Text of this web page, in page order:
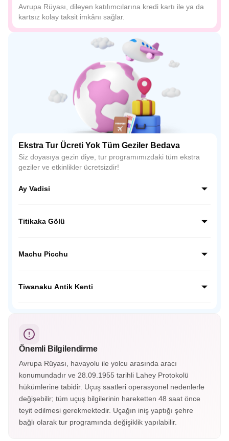
Avrupa Rüyası, dileyen katılımcılarına kredi kartı ile ya da
kartsız kolay taksit imkânı sağlar.
Ekstra Tur Ücreti Yok Tüm Geziler Bedava
Siz doyasıya gezin diye, tur programımızdaki tüm ekstra
geziler ve etkinlikler ücretsizdir!
Ay Vadisi
jeolojik oluşumlarıyla ünlü bir doğal alandır. Rüzgârın
Titikaka Gölü
en yüksek navigasyona açık gölüdür. Efsanelere konu
Machu Picchu
İnka kentidir. UNESCO Dünya Mirası listesindedir. Bulutlar
Tiwanaku Antik Kenti
medeniyet merkezidir. Güneş Kapısı, Akapana Piramidi ve
taş oymalarıyla dikkat çeker.
Önemli Bilgilendirme
Avrupa Rüyası, havayolu ile yolcu arasında aracı
konumundadır ve 28.09.1955 tarihli Lahey Protokolü
hükümlerine tabidir. Uçuş saatleri operasyonel nedenlerle
değişebilir; tüm uçuş bilgilerinin hareketten 48 saat önce
teyit edilmesi gerekmektedir. Uçağın iniş yaptığı şehre
bağlı olarak tur programında değişiklik yapılabilir.